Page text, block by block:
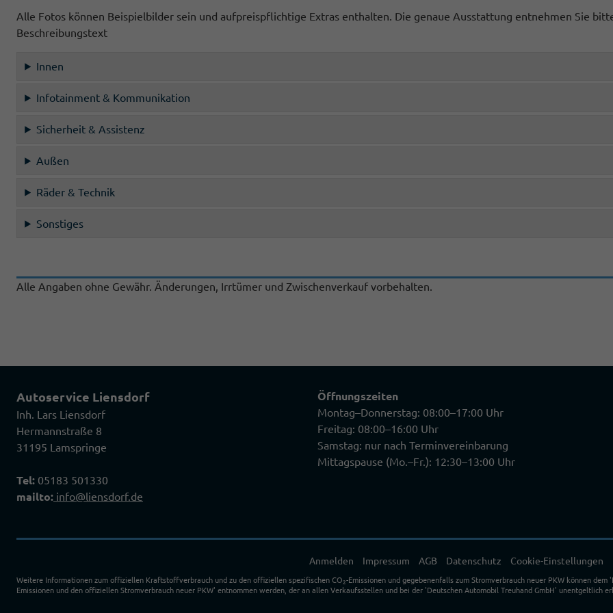
Alle Fotos können Beispielbilder sein und aufpreispflichtige Extras enthalten. Die genaue Ausstattung entnehmen Sie
Beschreibungstext
Innen
Infotainment & Kommunikation
Sicherheit & Assistenz
Außen
Räder & Technik
Sonstiges
Alle Angaben ohne Gewähr. Änderungen, Irrtümer und Zwischenverkauf vorbehalten.
Autoservice Liensdorf
Inh. Lars Liensdorf
Hermannstraße 8
31195 Lamspringe
Tel: 05183 501330
mailto: info@liensdorf.de
Öffnungszeiten
Montag–Donnerstag: 08:00–17:00 Uhr
Freitag: 08:00–16:00 Uhr
Samstag: nur nach Terminvereinbarung
Mittagspause (Mo.–Fr.): 12:30–13:00 Uhr
Anmelden Impressum AGB Datenschutz Cookie-Einstellungen
Weitere Informationen zum offiziellen Kraftstoffverbrauch und zu den offiziellen spezifischen CO2-Emissionen und gegebenenfalls zum Stromverbrauch neuer PKW können
Emissionen und den offiziellen Stromverbrauch neuer PKW' entnommen werden, der an allen Verkaufsstellen und bei der 'Deutschen Automobil Treuhand GmbH' unentgeltlich